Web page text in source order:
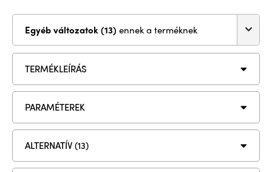
Egyéb változatok (13) ennek a terméknek
TERMÉKLEÍRÁS
PARAMÉTEREK
ALTERNATÍV (13)